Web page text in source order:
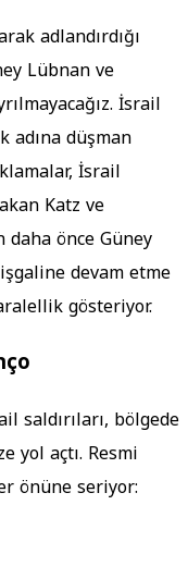
adlandırdığı
Lübnan ve
İsrail
adına düşman
İsrail
Katz ve
daha önce Güney
devam etme
gösteriyor.
saldırıları, bölgede
yol açtı. Resmi
önüne seriyor: